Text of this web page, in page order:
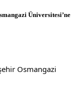
Üniversitesi’ne
Osmangazi